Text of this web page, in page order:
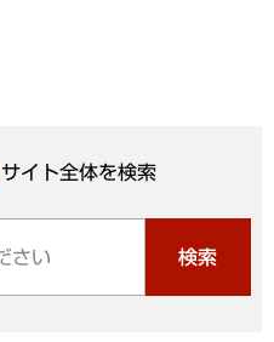
サイト全体を検索
検索